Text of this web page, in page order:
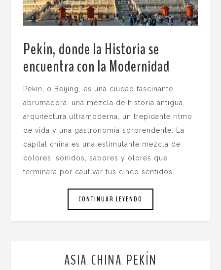
Pekín, donde la Historia se
encuentra con la Modernidad
Pekín, o Beijing, es una ciudad fascinante,
abrumadora, una mezcla de historia antigua,
arquitectura ultramoderna, un trepidante ritmo
de vida y una gastronomía sorprendente. La
capital china es una estimulante mezcla de
colores, sonidos, sabores y olores que
terminará por cautivar tus cinco sentidos.
CONTINUAR LEYENDO
ASIA CHINA PEKÍN